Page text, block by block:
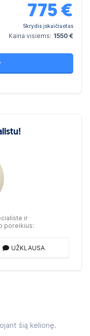
775 €
Skrydis įskaičiuotas
Kaina visiems: 1550 €
ir
poreikius:
UŽKLAUSA
šią kelionę.